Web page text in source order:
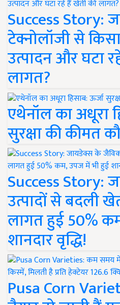
Success Story:
टेक्नोलॉजी से
उत्पादन और घटा
लागत?
एथेनॉल का अधूरा
सुरक्षा की कीमत
Success Story:
उत्पादों से बदली
लागत हुई 50%
शानदार वृद्धि!
Pusa Corn